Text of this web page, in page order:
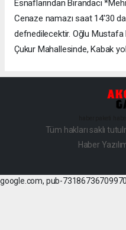
Esnaflarından Bırandacı
Cenaze namazı saat 14'30 da
defnedilecektir. Oğlu Mustafa
Çukur Mahallesinde, Kabak
Tüm hakları saklı
Haber
google.com, pub-